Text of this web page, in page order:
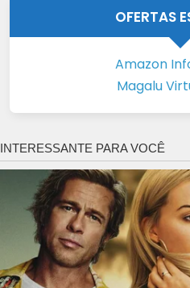
OFERTAS
Amazon
Magalu